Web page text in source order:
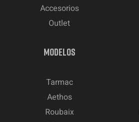
Accesorios
Outlet
MODELOS
Tarmac
Aethos
Roubaix